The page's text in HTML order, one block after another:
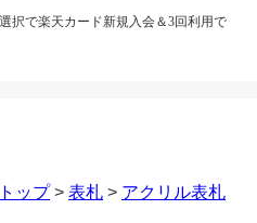
択で楽天カード新規入会＆3回利用で
ップ> 表札 > アクリル表札